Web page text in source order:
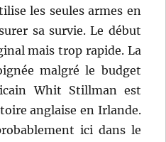
les seules armes en
sa survie. Le début
mais trop rapide. La
malgré le budget
Whit Stillman est
anglaise en Irlande.
ici dans le